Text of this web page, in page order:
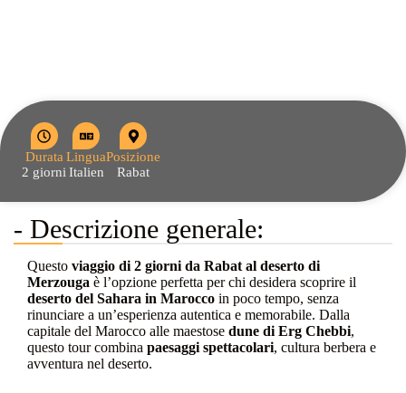
Durata
2 giorni
Lingua
Italien
Posizione
Rabat
- Descrizione generale:
Questo viaggio di 2 giorni da Rabat al deserto di
Merzouga è l’opzione perfetta per chi desidera scoprire il
deserto del Sahara in Marocco in poco tempo, senza
rinunciare a un’esperienza autentica e memorabile. Dalla
capitale del Marocco alle maestose dune di Erg Chebbi,
questo tour combina paesaggi spettacolari, cultura berbera e
avventura nel deserto.